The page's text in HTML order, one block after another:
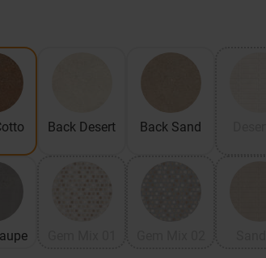
Back Desert Back Sand